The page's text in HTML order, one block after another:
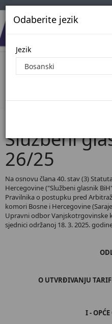
Odaberite jezik
Jezik
Pregled
Službeni
26/25
Na osnovu člana 40. stav (3)
Hercegovine ("Službeni glasnik
Pravilnika o postupku pred
komori Bosne i Hercegovine
Upravni odbor Vanjskotrgovinske
sjednici održanoj 18. 3. 2025.
O UTVRĐIVANJU
I -